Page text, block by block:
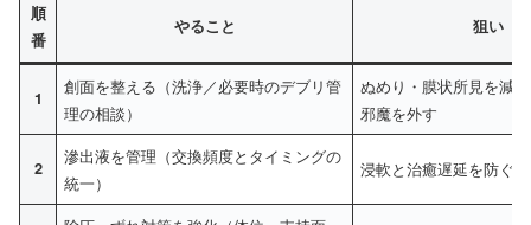
順
番
やること 狙い
1
創面を整える（洗浄／必要時のデブリ管
理の相談）
ぬめり・膜状所見を減
邪魔を外す
2
滲出液を管理（交換頻度とタイミングの
統一）
浸軟と治癒遅延を防ぐ